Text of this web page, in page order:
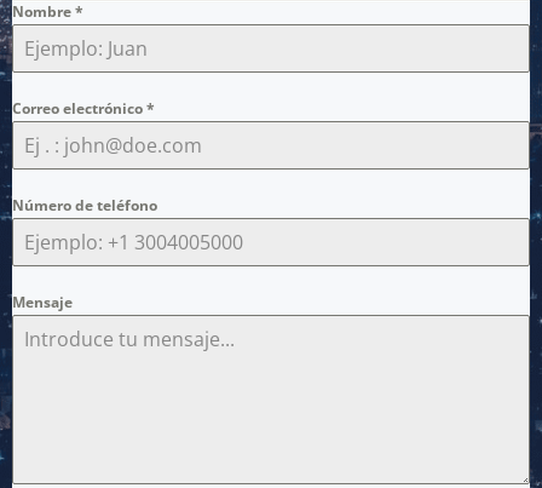
Nombre*
Correo electrónico*
Número de teléfono
Mensaje